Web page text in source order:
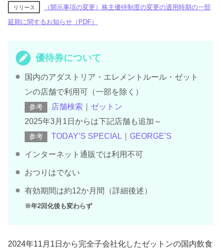
リリース
（開示事項の変更）株主優待制度の変更の適用時期の一部
延期に関するお知らせ（PDF）
優待券について
国内のアダストリア・エレメントルール・ゼット
ンの店舗で利用可（一部を除く）
参考 店舗検索
ゼットン
2025年3月1日からは下記店舗も追加～
参考 TODAY’S SPECIAL ｜GEORGE’S
インターネット通販では利用不可
おつりはでない
有効期間は約12か月間（詳細後述）
※年2回化後も変わらず
2024年11月1日から完全子会社化したゼットンの国内飲食